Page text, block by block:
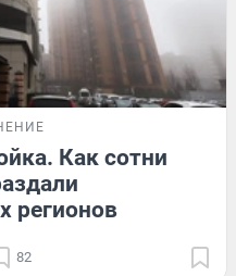
Как сотни
регионов
82